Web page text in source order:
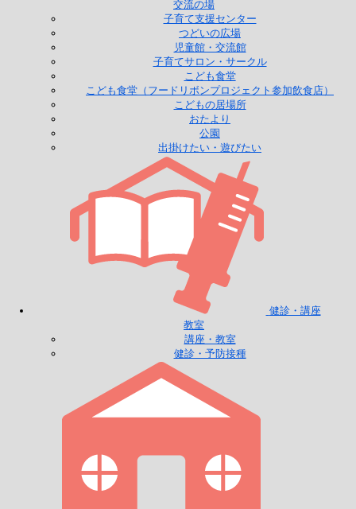
交流の場
子育て支援センター
つどいの広場
児童館・交流館
子育てサロン・サークル
こども食堂
こども食堂（フードリボンプロジェクト参加飲食店）
こどもの居場所
おたより
公園
出掛けたい・遊びたい
健診・講座
教室
講座・教室
健診・予防接種